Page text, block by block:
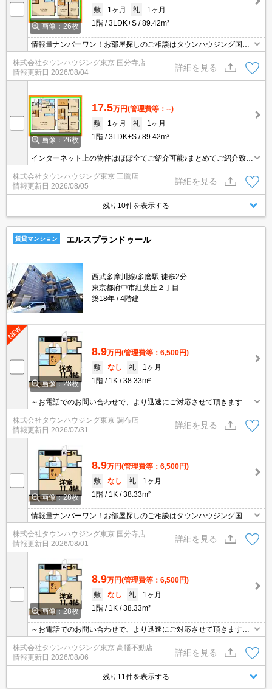
画像：26枚
敷
1ヶ月 礼
1ヶ月
1階
3LDK+S 89.42m²
情報量ナンバーワン！お部屋探しのご相談はタウンハウジング国分
寺店にお任せを！
株式会社タウンハウジング東京 国分寺店
情報更新日 2026/08/04
詳細を見る
画像：26枚
17.5万円(管理費等：--)
敷
1ヶ月 礼
1ヶ月
1階
3LDK+S 89.42m²
インターネット上の物件はほぼ全てご紹介可能♪まとめてご紹介致し
ます♪お気軽にお問合せください！お部屋探しはタウンハウジングま
で☆新着情報毎日更新☆
株式会社タウンハウジング東京 三鷹店
情報更新日 2026/08/05
詳細を見る
残り10件を表示する
賃貸マンション エルスプランドゥール
西武多摩川線/多磨駅 徒歩2分
東京都府中市紅葉丘２丁目
築18年
4階建
画像：28枚
8.9万円(管理費等：6,500円)
敷
なし 礼
1ヶ月
1階
1K 38.33m²
～お電話でのお問い合わせで、より迅速にご対応させて頂きます～
地域密着タウンハウジングまで～
株式会社タウンハウジング東京 調布店
情報更新日 2026/07/31
詳細を見る
画像：28枚
8.9万円(管理費等：6,500円)
敷
なし 礼
1ヶ月
1階
1K 38.33m²
情報量ナンバーワン！お部屋探しのご相談はタウンハウジング国分
寺店にお任せを！
株式会社タウンハウジング東京 国分寺店
情報更新日 2026/08/01
詳細を見る
画像：28枚
8.9万円(管理費等：6,500円)
敷
なし 礼
1ヶ月
1階
1K 38.33m²
～お電話でのお問い合わせで、より迅速にご対応させて頂きます～
地域密着タウンハウジングまで～
株式会社タウンハウジング東京 高幡不動店
情報更新日 2026/08/06
詳細を見る
残り11件を表示する